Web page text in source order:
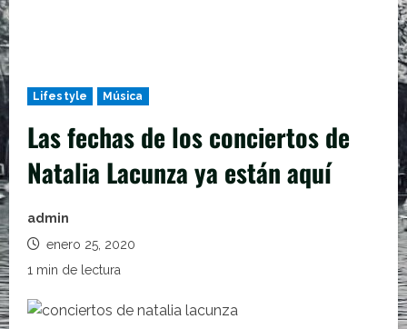
Lifestyle Música
Las fechas de los conciertos de
Natalia Lacunza ya están aquí
admin
enero 25, 2020
1 min de lectura